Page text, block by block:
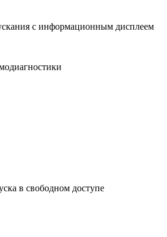
с информационным дисплеем
в свободном доступе